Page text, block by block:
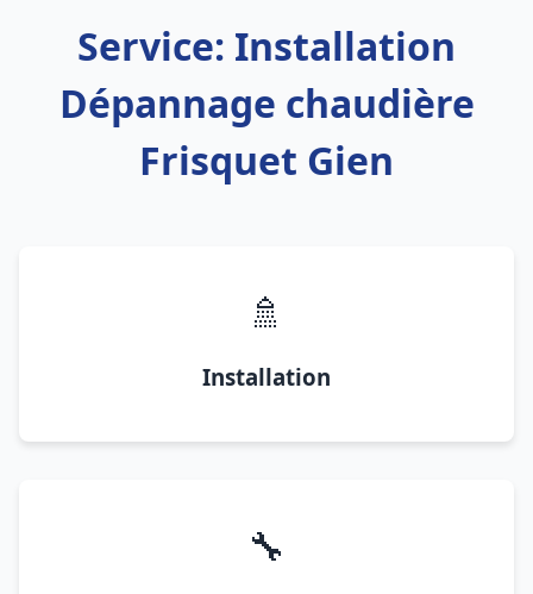
Service: Installation
Dépannage chaudière
Frisquet Gien
🚿
Installation
🔧